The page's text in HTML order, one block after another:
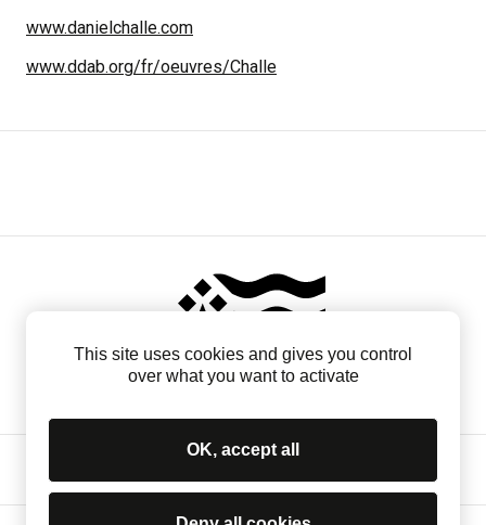
www.danielchalle.com
www.ddab.org/fr/oeuvres/Challe
This site uses cookies and gives you control
over what you want to activate
OK, accept all